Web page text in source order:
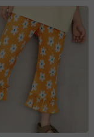
器、哺乳衣、托腹
可拆封」，或具警
& 退款問題